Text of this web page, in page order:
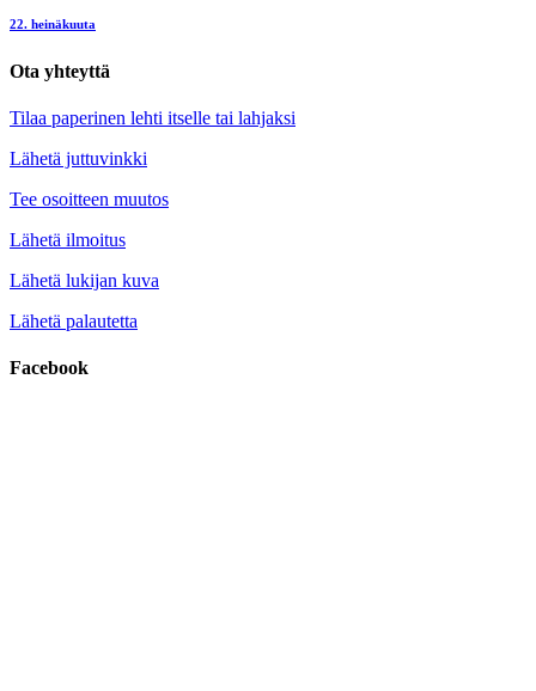
22. heinäkuuta
Ota yhteyttä
Tilaa paperinen lehti itselle tai lahjaksi
Lähetä juttuvinkki
Tee osoitteen muutos
Lähetä ilmoitus
Lähetä lukijan kuva
Lähetä palautetta
Facebook